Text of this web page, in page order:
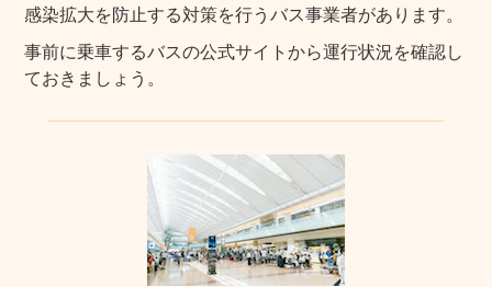
感染拡大を防止する対策を行うバス事業者があります。
事前に乗車するバスの公式サイトから運行状況を確認し
ておきましょう。